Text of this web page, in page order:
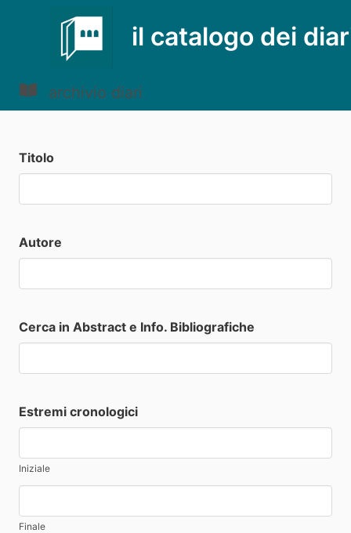
il catalogo dei
archivio diari
Titolo
Autore
Cerca in Abstract e Info. Bibliografiche
Estremi cronologici
Iniziale
Finale